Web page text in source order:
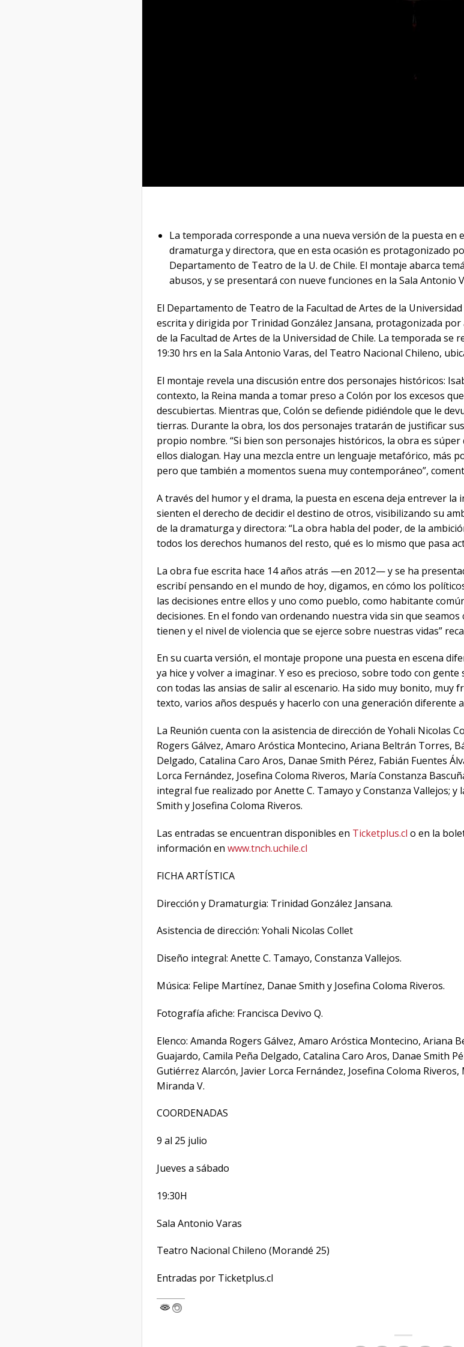
La temporada corresponde a una nueva versión de la puesta en
dramaturga y directora, que en esta ocasión es protagonizado
Departamento de Teatro de la U. de Chile. El montaje abarca
abusos, y se presentará con nueve funciones en la Sala Antonio
El Departamento de Teatro de la Facultad de Artes de la
escrita y dirigida por Trinidad González Jansana, protagonizada
de la Facultad de Artes de la Universidad de Chile. La temporada se
19:30 hrs en la Sala Antonio Varas, del Teatro Nacional Chileno,
El montaje revela una discusión entre dos personajes históricos:
contexto, la Reina manda a tomar preso a Colón por los excesos
descubiertas. Mientras que, Colón se defiende pidiéndole que le
tierras. Durante la obra, los dos personajes tratarán de justificar
propio nombre. “Si bien son personajes históricos, la obra es
ellos dialogan. Hay una mezcla entre un lenguaje metafórico, más
pero que también a momentos suena muy contemporáneo”,
A través del humor y el drama, la puesta en escena deja entrever
sienten el derecho de decidir el destino de otros, visibilizando su
de la dramaturga y directora: “La obra habla del poder, de la
todos los derechos humanos del resto, qué es lo mismo que pasa
La obra fue escrita hace 14 años atrás —en 2012— y se ha
escribí pensando en el mundo de hoy, digamos, en cómo los
las decisiones entre ellos y uno como pueblo, como habitante
decisiones. En el fondo van ordenando nuestra vida sin que
tienen y el nivel de violencia que se ejerce sobre nuestras vidas”
En su cuarta versión, el montaje propone una puesta en escena
ya hice y volver a imaginar. Y eso es precioso, sobre todo con
con todas las ansias de salir al escenario. Ha sido muy bonito, muy
texto, varios años después y hacerlo con una generación diferente a
La Reunión cuenta con la asistencia de dirección de Yohali Nicolas
Rogers Gálvez, Amaro Aróstica Montecino, Ariana Beltrán Torres,
Delgado, Catalina Caro Aros, Danae Smith Pérez, Fabián Fuentes
Lorca Fernández, Josefina Coloma Riveros, María Constanza
integral fue realizado por Anette C. Tamayo y Constanza Vallejos; y
Smith y Josefina Coloma Riveros.
Las entradas se encuentran disponibles en Ticketplus.cl o en la
información en www.tnch.uchile.cl
FICHA ARTÍSTICA
Dirección y Dramaturgia: Trinidad González Jansana.
Asistencia de dirección: Yohali Nicolas Collet
Diseño integral: Anette C. Tamayo, Constanza Vallejos.
Música: Felipe Martínez, Danae Smith y Josefina Coloma Riveros.
Fotografía afiche: Francisca Devivo Q.
Elenco: Amanda Rogers Gálvez, Amaro Aróstica Montecino, Ariana
Guajardo, Camila Peña Delgado, Catalina Caro Aros, Danae Smith
Gutiérrez Alarcón, Javier Lorca Fernández, Josefina Coloma
Miranda V.
COORDENADAS
9 al 25 julio
Jueves a sábado
19:30H
Sala Antonio Varas
Teatro Nacional Chileno (Morandé 25)
Entradas por Ticketplus.cl